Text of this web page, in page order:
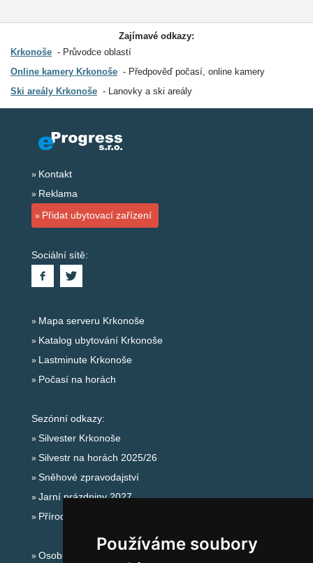
Používáme soubory
Zajímavé odkazy:
Krkonoše
Průvodce oblastí
Online kamery Krkonoše
Předpověď počasí, online kamery
Ski areály Krkonoše
Lanovky a ski areály
Kontakt
Reklama
Přidat ubytovací zařízení
Sociální sítě:
Mapa serveru Krkonoše
Katalog ubytování Krkonoše
Lastminute Krkonoše
Počasí na horách
Sezónní odkazy:
Silvester Krkonoše
Silvestr na horách 2025/26
Sněhové zpravodajství
Jarní prázdniny 2027
Přírodní koupaliště
Osobní údaje